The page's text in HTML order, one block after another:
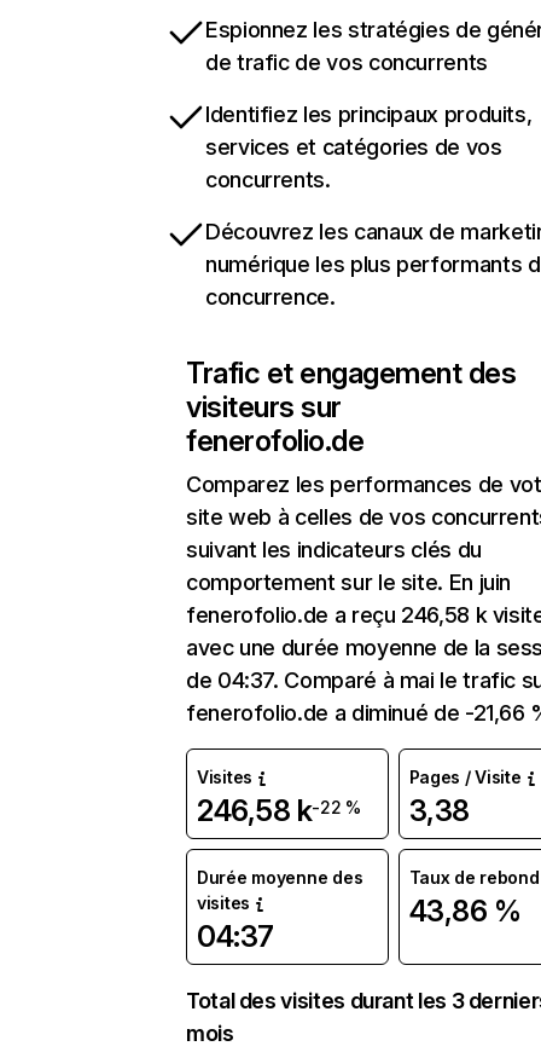
Espionnez les stratégies de
de trafic de vos concurrents
Identifiez les principaux produits,
services et catégories de vos
concurrents.
Découvrez les canaux de
numérique les plus performants
concurrence.
Trafic et engagement des
visiteurs sur
fenerofolio.de
Comparez les performances de
site web à celles de vos
suivant les indicateurs clés du
comportement sur le site. En juin
fenerofolio.de a reçu 246,58 k
avec une durée moyenne de la
de 04:37. Comparé à mai le trafic
fenerofolio.de a diminué de -21,66
Visites
246,58 k-22 %
Pages / Visite
3,38
Durée moyenne des
visites
04:37
Taux de rebond
43,86 %
Total des visites durant les 3
mois